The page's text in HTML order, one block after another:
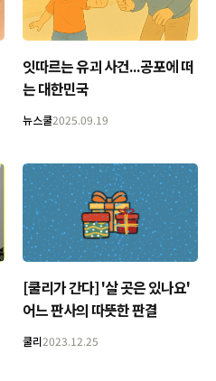
잇따르는 유괴 사건...공포에 떠
는 대한민국
뉴스쿨2025.09.19
[쿨리가 간다] '살 곳은 있나요'
어느 판사의 따뜻한 판결
쿨리2023.12.25